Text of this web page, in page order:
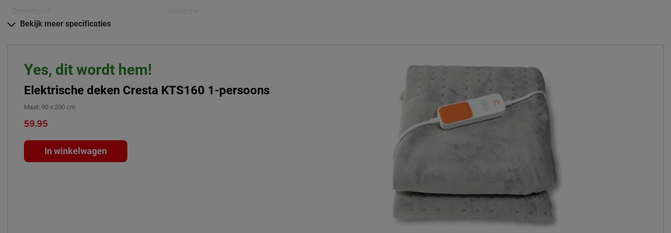
Goed om te weten
Emailadres
Bekijk meer specificaties
Yes, dit wordt hem!
Elektrische deken Cresta KTS160 1-persoons
Maat: 90 x 200 cm
59.95
In winkelwagen